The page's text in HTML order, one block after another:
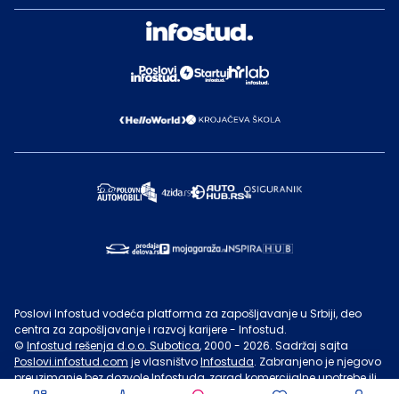
Poslovi Infostud vodeća platforma za zapošljavanje u Srbiji, deo
centra za zapošljavanje i razvoj karijere - Infostud.
© Infostud rešenja d.o.o. Subotica, 2000 - 2026. Sadržaj sajta
Poslovi.infostud.com je vlasništvoInfostuda. Zabranjeno je njegovo
preuzimanje bez dozvoleInfostuda, zarad komercijalne upotrebe ili